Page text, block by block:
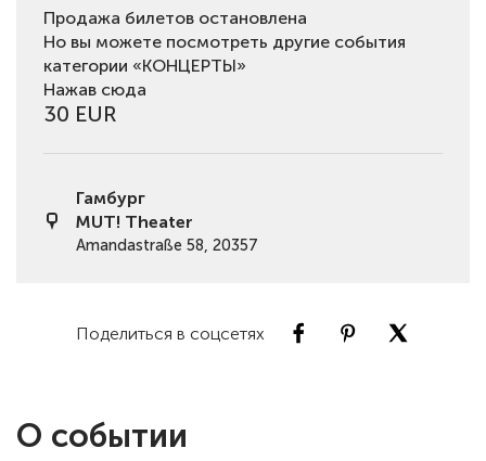
Продажа билетов остановлена
Но вы можете посмотреть другие события
категории «КОНЦЕРТЫ»
Нажав сюда
30 EUR
Гамбург
MUT! Theater
Amandastraße 58, 20357
Поделиться в соцсетях
О событии